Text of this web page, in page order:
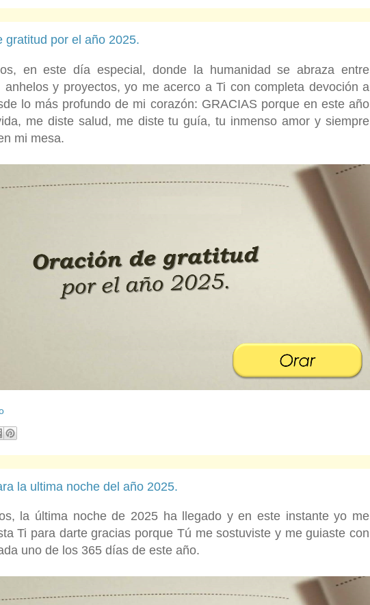
gratitud por el año 2025.
en este día especial, donde la humanidad se abraza entre
anhelos y proyectos, yo me acerco a Ti con completa devoción a
lo más profundo de mi corazón: GRACIAS porque en este año
me diste salud, me diste tu guía, tu inmenso amor y siempre
mi mesa.
la ultima noche del año 2025.
la última noche de 2025 ha llegado y en este instante yo me
Ti para darte gracias porque Tú me sostuviste y me guiaste con
uno de los 365 días de este año.